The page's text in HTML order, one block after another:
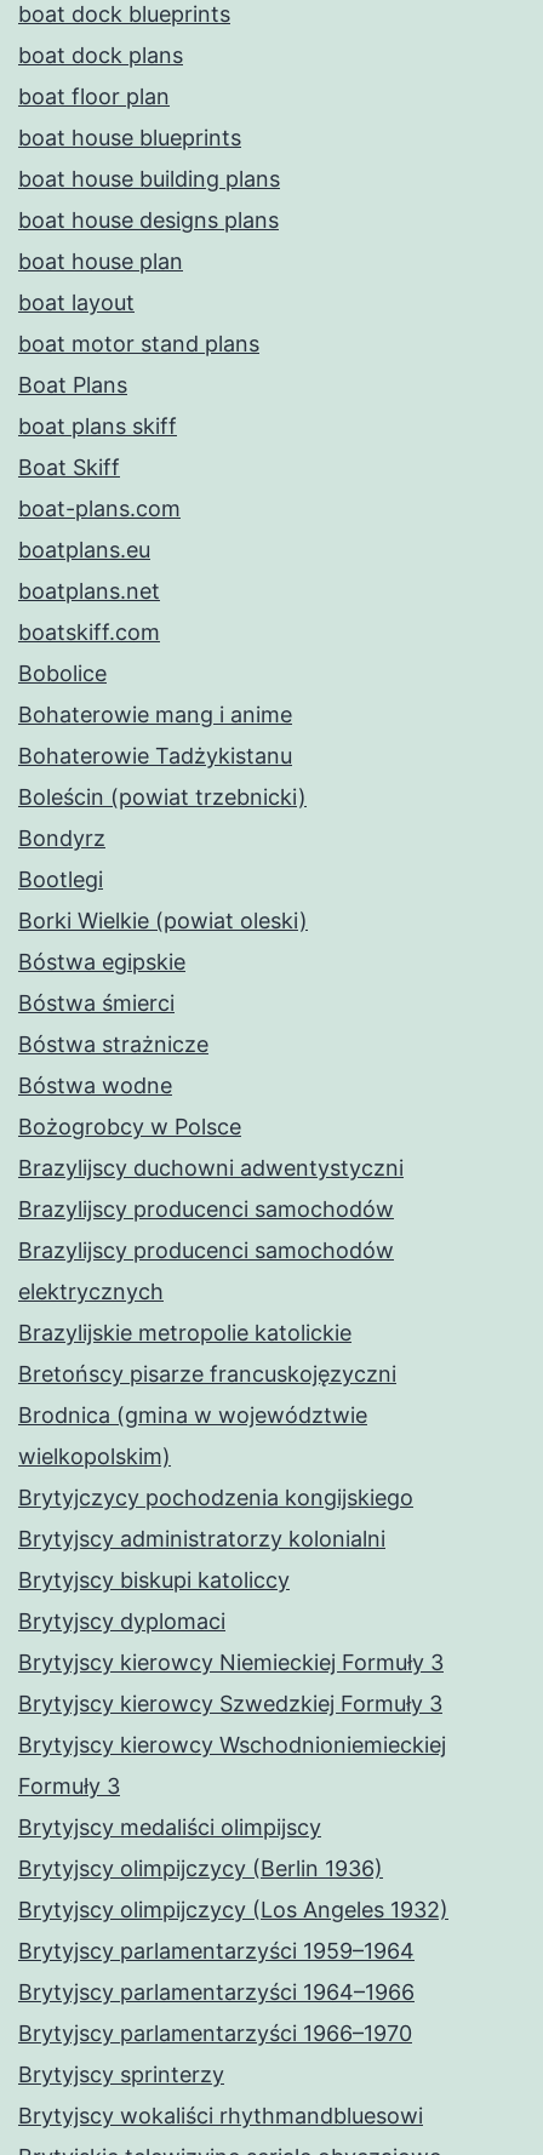
boat dock blueprints
boat dock plans
boat floor plan
boat house blueprints
boat house building plans
boat house designs plans
boat house plan
boat layout
boat motor stand plans
Boat Plans
boat plans skiff
Boat Skiff
boat-plans.com
boatplans.eu
boatplans.net
boatskiff.com
Bobolice
Bohaterowie mang i anime
Bohaterowie Tadżykistanu
Boleścin (powiat trzebnicki)
Bondyrz
Bootlegi
Borki Wielkie (powiat oleski)
Bóstwa egipskie
Bóstwa śmierci
Bóstwa strażnicze
Bóstwa wodne
Bożogrobcy w Polsce
Brazylijscy duchowni adwentystyczni
Brazylijscy producenci samochodów
Brazylijscy producenci samochodów
elektrycznych
Brazylijskie metropolie katolickie
Bretońscy pisarze francuskojęzyczni
Brodnica (gmina w województwie
wielkopolskim)
Brytyjczycy pochodzenia kongijskiego
Brytyjscy administratorzy kolonialni
Brytyjscy biskupi katoliccy
Brytyjscy dyplomaci
Brytyjscy kierowcy Niemieckiej Formuły 3
Brytyjscy kierowcy Szwedzkiej Formuły 3
Brytyjscy kierowcy Wschodnioniemieckiej
Formuły 3
Brytyjscy medaliści olimpijscy
Brytyjscy olimpijczycy (Berlin 1936)
Brytyjscy olimpijczycy (Los Angeles 1932)
Brytyjscy parlamentarzyści 1959–1964
Brytyjscy parlamentarzyści 1964–1966
Brytyjscy parlamentarzyści 1966–1970
Brytyjscy sprinterzy
Brytyjscy wokaliści rhythmandbluesowi